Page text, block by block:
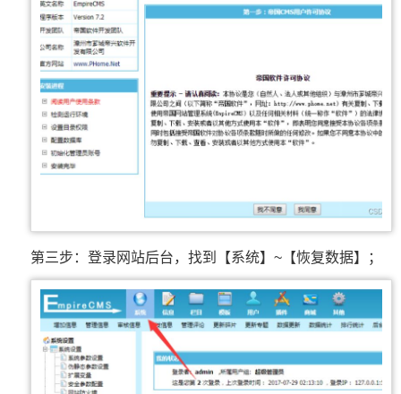
第三步：登录网站后台，找到【系统】~【恢复数据】；